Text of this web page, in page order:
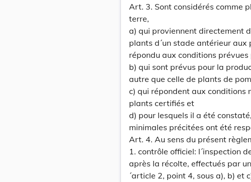
Art. 3. Sont considérés comme
terre,
a) qui proviennent directement
plants d´un stade antérieur aux
répondu aux conditions
b) qui sont prévus pour la
autre que celle de plants de
c) qui répondent aux conditions
plants certifiés et
d) pour lesquels il a été
minimales précitées ont été
Art. 4. Au sens du présent
1. contrôle officiel: l´inspection
après la récolte, effectués par
´article 2, point 4, sous a), b)